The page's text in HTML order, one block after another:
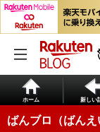
ホーム 新しい
ばんブロ（ばんえ